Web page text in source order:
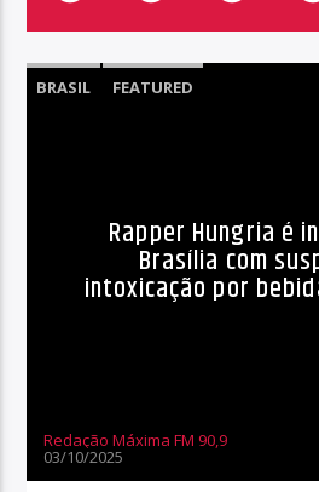
BRASIL FEATURED
Rapper Hungria é
Brasília com
intoxicação por
Redação Máxima FM 90,9
03/10/2025